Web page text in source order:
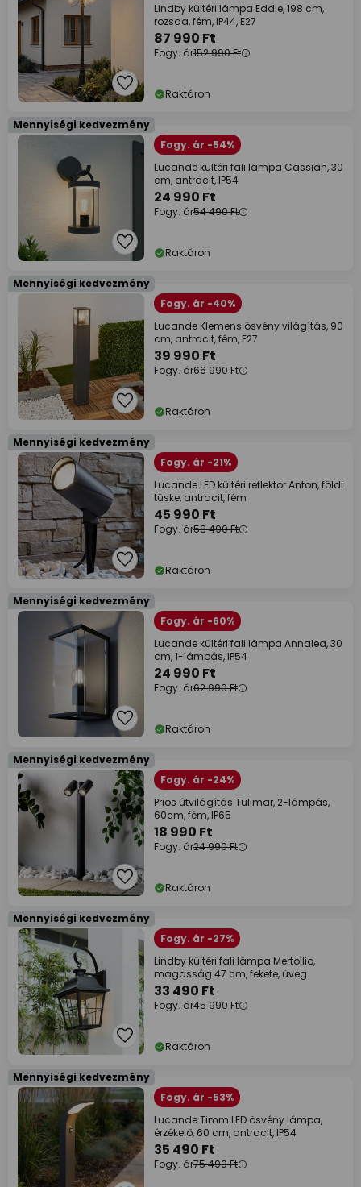
Lindby kültéri lámpa Eddie, 198 cm,
rozsda, fém, IP44, E27
87 990 Ft
Fogy. ár152 990 Ft
Raktáron
Mennyiségi kedvezmény
Fogy. ár -54%
Lucande kültéri fali lámpa Cassian, 30
cm, antracit, IP54
24 990 Ft
Fogy. ár54 490 Ft
Raktáron
Mennyiségi kedvezmény
Fogy. ár -40%
Lucande Klemens ösvény világítás, 90
cm, antracit, fém, E27
39 990 Ft
Fogy. ár66 990 Ft
Raktáron
Mennyiségi kedvezmény
Fogy. ár -21%
Lucande LED kültéri reflektor Anton, földi
tüske, antracit, fém
45 990 Ft
Fogy. ár58 490 Ft
Raktáron
Mennyiségi kedvezmény
Fogy. ár -60%
Lucande kültéri fali lámpa Annalea, 30
cm, 1-lámpás, IP54
24 990 Ft
Fogy. ár62 990 Ft
Raktáron
Mennyiségi kedvezmény
Fogy. ár -24%
Prios útvilágítás Tulimar, 2-lámpás,
60cm, fém, IP65
18 990 Ft
Fogy. ár24 990 Ft
Raktáron
Mennyiségi kedvezmény
Fogy. ár -27%
Lindby kültéri fali lámpa Mertollio,
magasság 47 cm, fekete, üveg
33 490 Ft
Fogy. ár45 990 Ft
Raktáron
Mennyiségi kedvezmény
Fogy. ár -53%
Lucande Timm LED ösvény lámpa,
érzékelő, 60 cm, antracit, IP54
35 490 Ft
Fogy. ár75 490 Ft